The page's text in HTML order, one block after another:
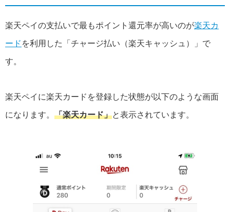
楽天ペイの支払いで最もポイント還元率が高いのが楽天カ
ード を利用した「チャージ払い（楽天キャッシュ）」で
す。
楽天ペイに楽天カードを登録した状態が以下のような画面
になります。 「楽天カード」と表示されています。